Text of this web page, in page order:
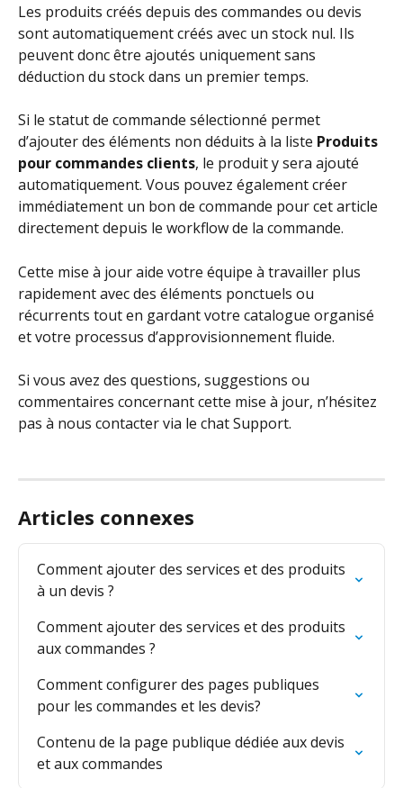
Les produits créés depuis des commandes ou devis
sont automatiquement créés avec un stock nul. Ils
peuvent donc être ajoutés uniquement sans
déduction du stock dans un premier temps.
Si le statut de commande sélectionné permet
d’ajouter des éléments non déduits à la liste Produits
pour commandes clients, le produit y sera ajouté
automatiquement. Vous pouvez également créer
immédiatement un bon de commande pour cet article
directement depuis le workflow de la commande.
Cette mise à jour aide votre équipe à travailler plus
rapidement avec des éléments ponctuels ou
récurrents tout en gardant votre catalogue organisé
et votre processus d’approvisionnement fluide.
Si vous avez des questions, suggestions ou
commentaires concernant cette mise à jour, n’hésitez
pas à nous contacter via le chat Support.
Articles connexes
Comment ajouter des services et des produits
à un devis ?
Comment ajouter des services et des produits
aux commandes ?
Comment configurer des pages publiques
pour les commandes et les devis?
Contenu de la page publique dédiée aux devis
et aux commandes